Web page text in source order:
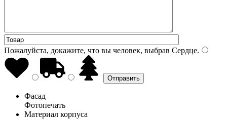
Пожалуйста, докажите, что вы человек, выбрав Сердце.
Фасад
Фотопечать
Материал корпуса